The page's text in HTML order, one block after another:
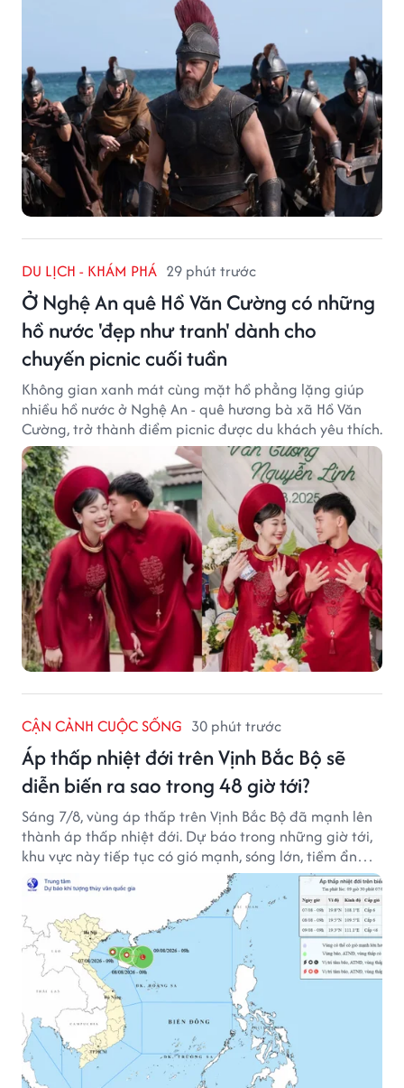
DU LỊCH - KHÁM PHÁ 29 phút trước
Ở Nghệ An quê Hồ Văn Cường có những
hồ nước 'đẹp như tranh' dành cho
chuyến picnic cuối tuần
Không gian xanh mát cùng mặt hồ phẳng lặng giúp
nhiều hồ nước ở Nghệ An - quê hương bà xã Hồ Văn
Cường, trở thành điểm picnic được du khách yêu thích.
CẬN CẢNH CUỘC SỐNG 30 phút trước
Áp thấp nhiệt đới trên Vịnh Bắc Bộ sẽ
diễn biến ra sao trong 48 giờ tới?
Sáng 7/8, vùng áp thấp trên Vịnh Bắc Bộ đã mạnh lên
thành áp thấp nhiệt đới. Dự báo trong những giờ tới,
khu vực này tiếp tục có gió mạnh, sóng lớn, tiềm ẩn
nhiều nguy cơ đối với hoạt động của tàu thuyền trên
biển.